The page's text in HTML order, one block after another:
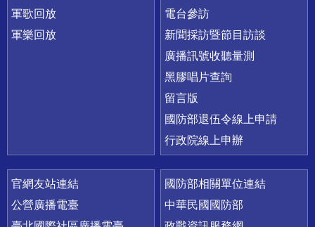
軍歌回放
軍樂回放
電台參訪
新聞採訪暨節目訪談
廣播訊號收聽量測
黑膠唱片查詢
留言版
國防部退伍令線上申請
行政院線上申辦
官網友站連結
公營廣播電臺
國防部相關單位連結
中華民國國防部